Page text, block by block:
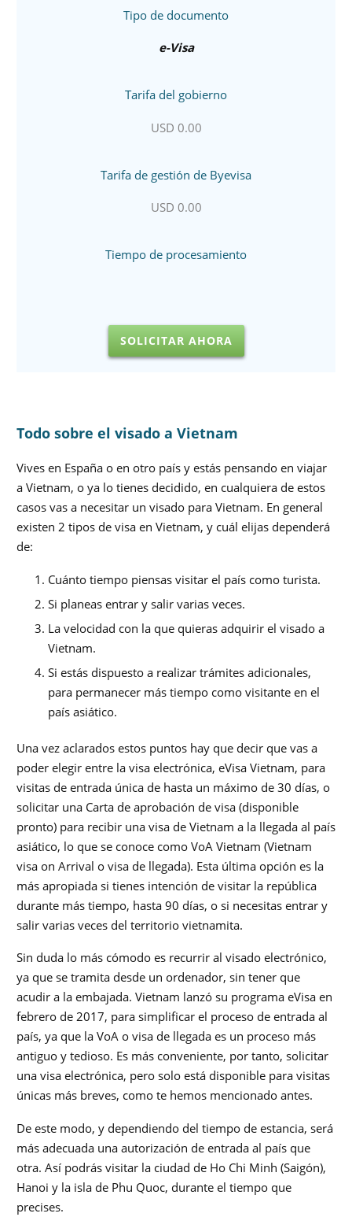
Tipo de documento
e-Visa
Tarifa del gobierno
USD 0.00
Tarifa de gestión de Byevisa
USD 0.00
Tiempo de procesamiento
SOLICITAR AHORA
Todo sobre el visado a Vietnam
Vives en España o en otro país y estás pensando en viajar
a Vietnam, o ya lo tienes decidido, en cualquiera de estos
casos vas a necesitar un visado para Vietnam. En general
existen 2 tipos de visa en Vietnam, y cuál elijas dependerá
de:
Cuánto tiempo piensas visitar el país como turista.
Si planeas entrar y salir varias veces.
La velocidad con la que quieras adquirir el visado a
Vietnam.
Si estás dispuesto a realizar trámites adicionales,
para permanecer más tiempo como visitante en el
país asiático.
Una vez aclarados estos puntos hay que decir que vas a
poder elegir entre la visa electrónica, eVisa Vietnam, para
visitas de entrada única de hasta un máximo de 30 días, o
solicitar una Carta de aprobación de visa (disponible
pronto) para recibir una visa de Vietnam a la llegada al país
asiático, lo que se conoce como VoA Vietnam (Vietnam
visa on Arrival o visa de llegada). Esta última opción es la
más apropiada si tienes intención de visitar la república
durante más tiempo, hasta 90 días, o si necesitas entrar y
salir varias veces del territorio vietnamita.
Sin duda lo más cómodo es recurrir al visado electrónico,
ya que se tramita desde un ordenador, sin tener que
acudir a la embajada. Vietnam lanzó su programa eVisa en
febrero de 2017, para simplificar el proceso de entrada al
país, ya que la VoA o visa de llegada es un proceso más
antiguo y tedioso. Es más conveniente, por tanto, solicitar
una visa electrónica, pero solo está disponible para visitas
únicas más breves, como te hemos mencionado antes.
De este modo, y dependiendo del tiempo de estancia, será
más adecuada una autorización de entrada al país que
otra. Así podrás visitar la ciudad de Ho Chi Minh (Saigón),
Hanoi y la isla de Phu Quoc, durante el tiempo que
precises.